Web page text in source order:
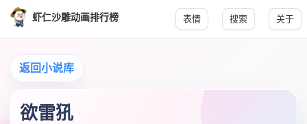
虾仁沙雕动画排行榜 表情 搜索 关于
返回小说库
欲雷犼